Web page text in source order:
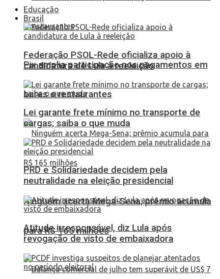
Pix amplia participação nos pagamentos em
bares e restaurantes
Ninguém acerta Mega-Sena; prêmio acumula
para R$ 165 milhões
Educação
Brasil
Federação PSOL-Rede oficializa apoio à
candidatura de Lula à reeleição
Lei garante frete mínimo no transporte de
cargas; saiba o que muda
PRD e Solidariedade decidem pela
neutralidade na eleição presidencial
Atitude irresponsável, diz Lula após
revogação de visto de embaixadora